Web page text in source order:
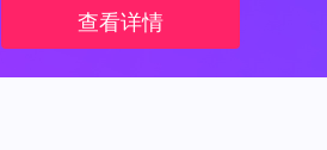
查看详情